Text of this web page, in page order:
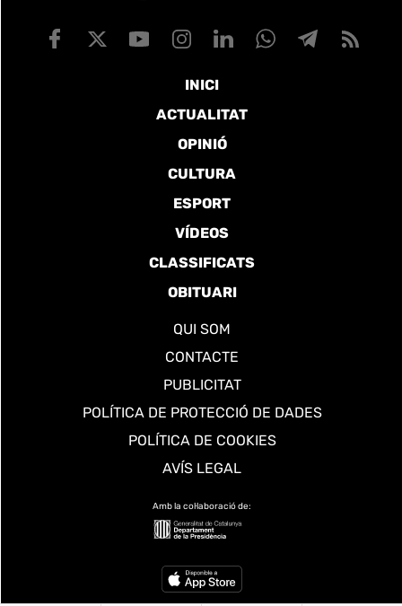
INICI
ACTUALITAT
OPINIÓ
CULTURA
ESPORT
VÍDEOS
CLASSIFICATS
OBITUARI
QUI SOM
CONTACTE
PUBLICITAT
POLÍTICA DE PROTECCIÓ DE DADES
POLÍTICA DE COOKIES
AVÍS LEGAL
Amb la col·laboració de: